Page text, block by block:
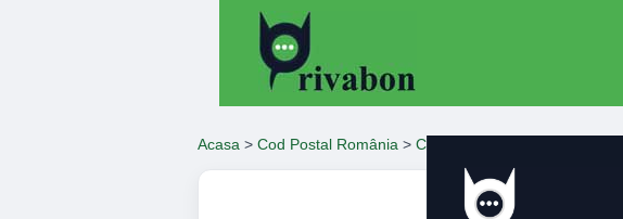
Acasa > Cod Postal România > Constanta